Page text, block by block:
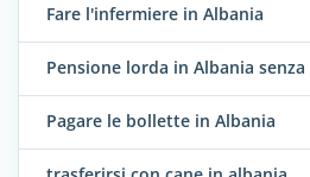
Fare l'infermiere in Albania
Pensione lorda in Albania senza
Pagare le bollette in Albania